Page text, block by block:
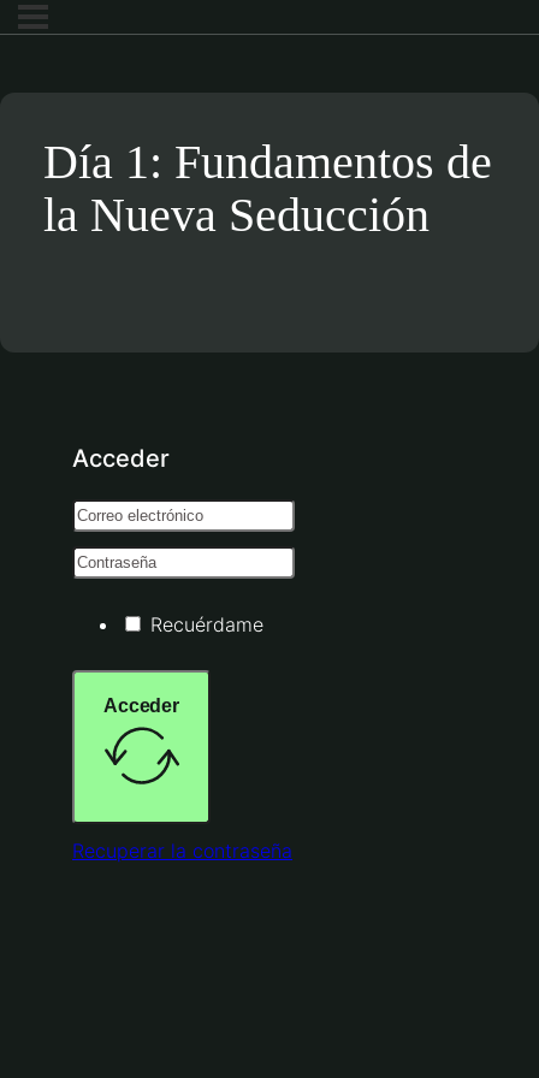
Día 1: Fundamentos de
la Nueva Seducción
Acceder
Recuérdame
Acceder
Recuperar la contraseña